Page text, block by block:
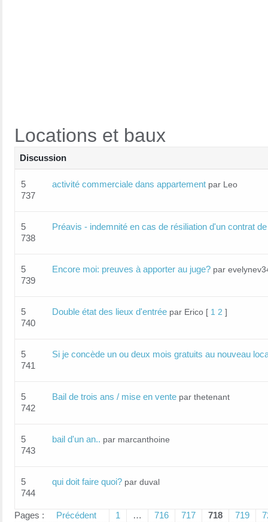
Locations et baux
Discussion
5
737
activité commerciale dans appartement par Leo
5
738
Préavis - indemnité en cas de résiliation d'un contrat
5
739
Encore moi: preuves à apporter au juge? par
5
740
Double état des lieux d'entrée par Erico [ 1 2 ]
5
741
Si je concède un ou deux mois gratuits au nouveau
5
742
Bail de trois ans / mise en vente par thetenant
5
743
bail d'un an.. par marcanthoine
5
744
qui doit faire quoi? par duval
Pages : Précédent 1 … 716 717 718 719